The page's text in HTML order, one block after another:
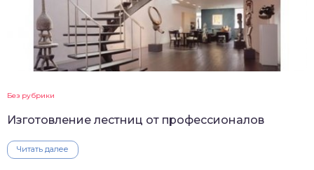
Без рубрики
Изготовление лестниц от профессионалов
Читать далее